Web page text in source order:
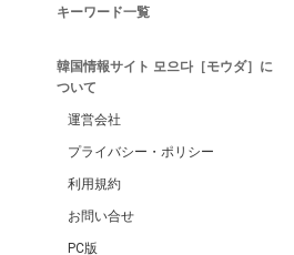
キーワード一覧
韓国情報サイト 모으다［モウダ］に
ついて
運営会社
プライバシー・ポリシー
利用規約
お問い合せ
PC版